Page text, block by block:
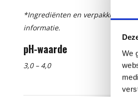
We
*Ingrediënten en verpakking
informatie.
pH-waarde
3,0 – 4,0